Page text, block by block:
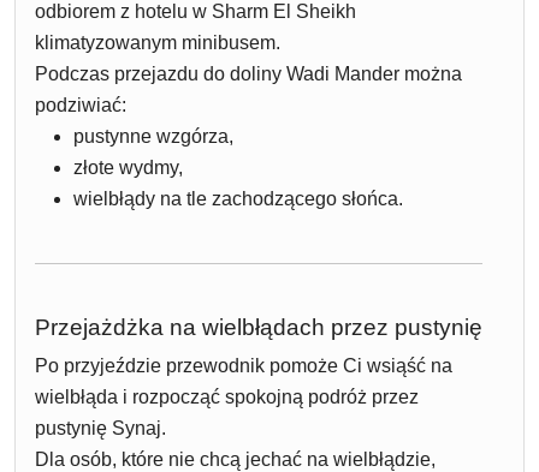
odbiorem z hotelu w Sharm El Sheikh
klimatyzowanym minibusem.
Podczas przejazdu do doliny Wadi Mander można
podziwiać:
pustynne wzgórza,
złote wydmy,
wielbłądy na tle zachodzącego słońca.
Przejażdżka na wielbłądach przez pustynię
Po przyjeździe przewodnik pomoże Ci wsiąść na
wielbłąda i rozpocząć spokojną podróż przez
pustynię Synaj.
Dla osób, które nie chcą jechać na wielbłądzie,